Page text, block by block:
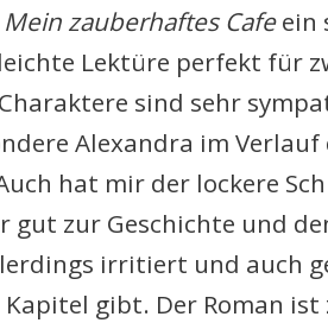
Mein zauberhaftes Cafeein
Lektüre perfekt für
sind sehr
Alexandra im
hat mir der lockere
gut zur Geschichte und
irritiert und auch
gibt. Der Roman